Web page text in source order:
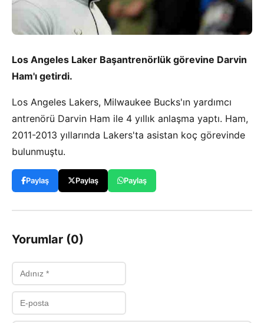
Los Angeles Laker Başantrenörlük görevine Darvin
Ham'ı getirdi.
Los Angeles Lakers, Milwaukee Bucks'ın yardımcı
antrenörü Darvin Ham ile 4 yıllık anlaşma yaptı. Ham,
2011-2013 yıllarında Lakers'ta asistan koç görevinde
bulunmuştu.
Paylaş Paylaş Paylaş
Yorumlar (0)